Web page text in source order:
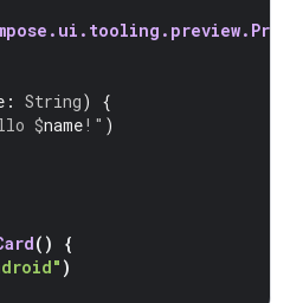
: String)
{
$name!" )
()
{
)